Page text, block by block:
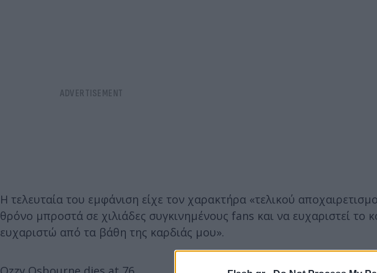
Η τελευταία του εμφάνιση είχε τον χαρακτήρα «τελικού
θρόνο μπροστά σε χιλιάδες συγκινημένους fans και να ευχαριστεί το
ευχαριστώ από τα βάθη της καρδιάς μου».